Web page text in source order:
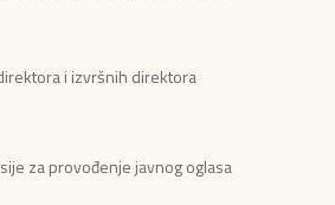
i izvršnih direktora
za provođenje javnog oglasa